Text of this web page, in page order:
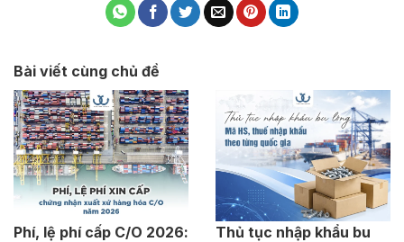
Bài viết cùng chủ đề
Phí, lệ phí cấp C/O 2026:
Thủ tục nhập khẩu bu